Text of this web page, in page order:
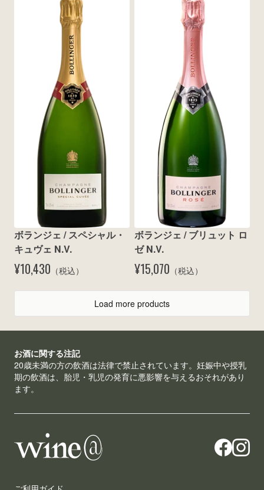
ボランジェ / スペシャル・
キュヴェ N.V.
¥10,430 （税込）
ボランジェ / ブリュット ロ
ゼ N.V.
¥15,070 （税込）
Load more products
お酒に関する注記
20歳未満の方の飲酒は法律で禁止されています。妊娠中や授乳
期の飲酒は、胎児・乳児の発育に悪影響を与えるおそれがあり
ます。